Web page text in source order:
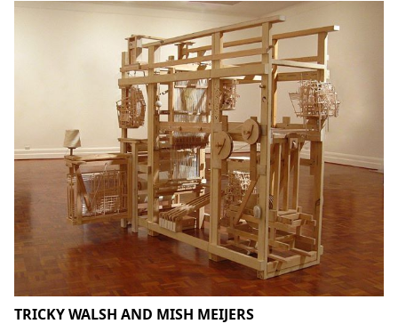
TRICKY WALSH AND MISH MEIJERS